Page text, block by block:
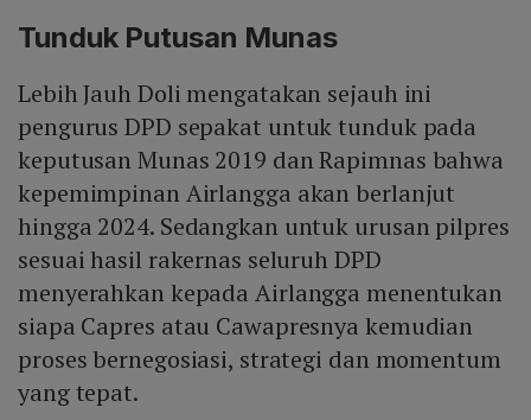
Tunduk Putusan Munas
Lebih Jauh Doli mengatakan sejauh ini
pengurus DPD sepakat untuk tunduk pada
keputusan Munas 2019 dan Rapimnas bahwa
kepemimpinan Airlangga akan berlanjut
hingga 2024. Sedangkan untuk urusan pilpres
sesuai hasil rakernas seluruh DPD
menyerahkan kepada Airlangga menentukan
siapa Capres atau Cawapresnya kemudian
proses bernegosiasi, strategi dan momentum
yang tepat.